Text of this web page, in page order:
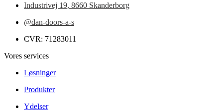
Industrivej 19, 8660 Skanderborg
@dan-doors-a-s
CVR: 71283011
Vores services
Løsninger
Produkter
Ydelser